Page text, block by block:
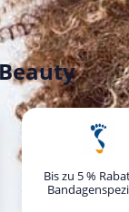
Bis zu 5 %